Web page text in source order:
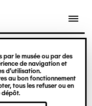
par le musée ou par des
de navigation et
d’utilisation.
au bon fonctionnement
tous les refuser ou en
dépôt.